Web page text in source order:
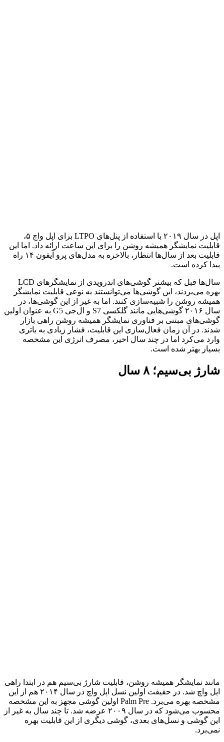
اپل در سال ۲۰۱۹ با استفاده از پنل‌های LTPO برای اپل واچ ۵،
قابلیت نمایشگر همیشه روشن را برای این ساعت ارائه داد. اما این
قابلیت بعد از سال‌ها انتظار، بالاخره به مدل‌های پرو آیفون ۱۴ راه
پیدا کرده است.
سال‌ها قبل که بیشتر گوشی‌های اندرویدی از نمایشگرهای LCD
بهره می‌بردند، این گوشی‌ها می‌توانستند به نوعی قابلیت نمایشگر
همیشه روشن را شبیه‌سازی کنند. اما به غیر از این گوشی‌ها، در
سال ۲۰۱۶ گوشی‌هایی مانند گلکسی S7 و ال‌جی G5 به عنوان اولین
گوشی‌های مبتنی بر فناوری نمایشگر همیشه روشن راهی بازار
شدند. در آن زمان فعال‌سازی این قابلیت، فشار زیادی به باتری
وارد می‌کرد اما در چند سال اخیر، مصرف انرژی این مشخصه
بسیار بهتر شده است.
شارژ بی‌سیم؛ ۸ سال
مانند نمایشگر همیشه روشن، قابلیت شارژ بی‌سیم هم در ابتدا راهی
اپل واچ شد. در حقیقت اولین نسل اپل واچ در سال ۲۰۱۴ هم از این
مشخصه بهره می‌برد. Palm Pre اولین گوشی مجهز به این مشخصه
محسوب می‌شود که در سال ۲۰۰۹ عرضه شد. تا چند سال به غیر از
این گوشی و نسل‌های بعدی، گوشی دیگری از این قابلیت بهره
نمی‌برد.